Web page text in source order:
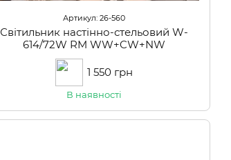
Артикул: 26-560
Світильник настінно-стельовий W-
614/72W RM WW+CW+NW
1 550 грн
В наявності